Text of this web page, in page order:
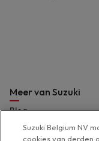
Meer van Suzuki
Blog
Brochures en prijslijst
Suzuki Belgium NV
cookies van derden